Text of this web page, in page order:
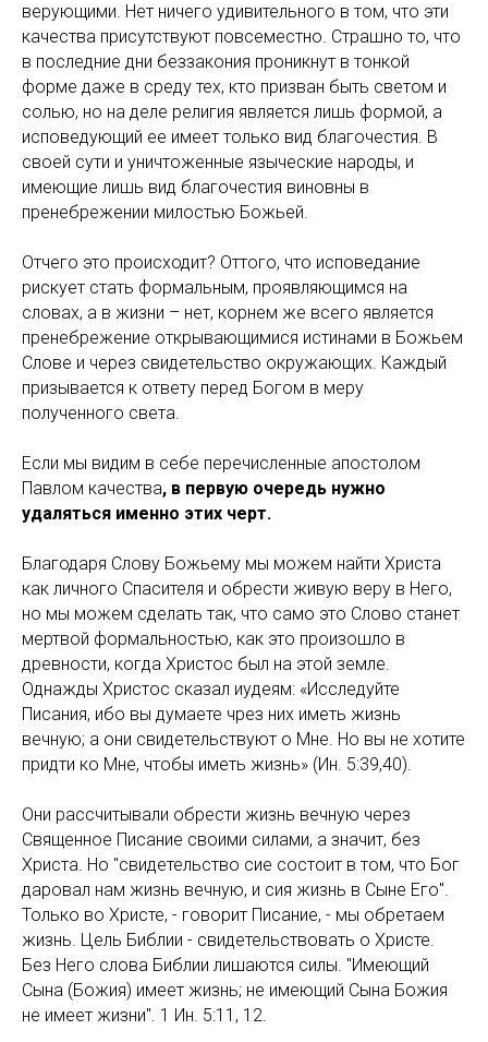
верующими. Нет ничего удивительного в том, что эти
качества присутствуют повсеместно. Страшно то, что
в последние дни беззакония проникнут в тонкой
форме даже в среду тех, кто призван быть светом и
солью, но на деле религия является лишь формой, а
исповедующий ее имеет только вид благочестия. В
своей сути и уничтоженные языческие народы, и
имеющие лишь вид благочестия виновны в
пренебрежении милостью Божьей.
Отчего это происходит? Оттого, что исповедание
рискует стать формальным, проявляющимся на
словах, а в жизни – нет, корнем же всего является
пренебрежение открывающимися истинами в Божьем
Слове и через свидетельство окружающих. Каждый
призывается к ответу перед Богом в меру
полученного света.
Если мы видим в себе перечисленные апостолом
Павлом качества, в первую очередь нужно
удаляться именно этих черт.
Благодаря Слову Божьему мы можем найти Христа
как личного Спасителя и обрести живую веру в Него,
но мы можем сделать так, что само это Слово станет
мертвой формальностью, как это произошло в
древности, когда Христос был на этой земле.
Однажды Христос сказал иудеям: «Исследуйте
Писания, ибо вы думаете чрез них иметь жизнь
вечную; а они свидетельствуют о Мне. Но вы не хотите
придти ко Мне, чтобы иметь жизнь» (Ин. 5:39,40).
Они рассчитывали обрести жизнь вечную через
Священное Писание своими силами, а значит, без
Христа. Но "свидетельство сие состоит в том, что Бог
даровал нам жизнь вечную, и сия жизнь в Сыне Его".
Только во Христе, - говорит Писание, - мы обретаем
жизнь. Цель Библии - свидетельствовать о Христе.
Без Него слова Библии лишаются силы. "Имеющий
Сына (Божия) имеет жизнь; не имеющий Сына Божия
не имеет жизни". 1 Ин. 5:11, 12.